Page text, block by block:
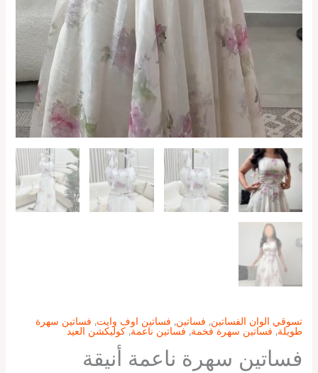
تسوقي الوان الفساتين, فساتين, فساتين اوف وايت, فساتين سهرة
طويلة, فساتين سهرة فخمة, فساتين ناعمة, كوليكشن العيد
فساتين سهرة ناعمة أنيقة